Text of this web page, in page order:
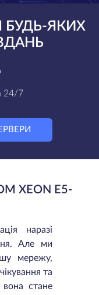
БУДЬ-ЯКИХ
24/7
XEON E5-
наразі
Але ми
мережу,
та
стане